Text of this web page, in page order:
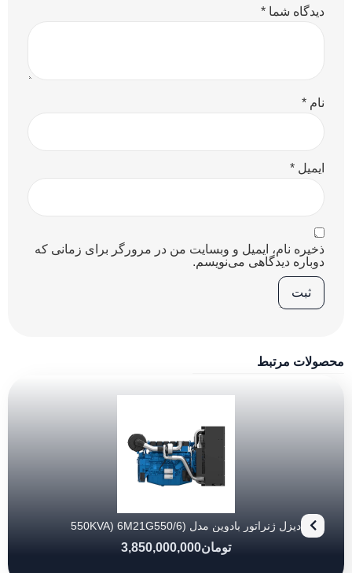
دیدگاه شما *
نام *
ایمیل *
ذخیره نام، ایمیل و وبسایت من در مرورگر برای زمانی که
دوباره دیدگاهی می‌نویسم.
محصولات مرتبط
دیزل ژنراتور بادوین مدل (550KVA) 6M21G550/6
تومان3,850,000,000